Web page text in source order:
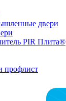
двери
PIR Плита®
профлист